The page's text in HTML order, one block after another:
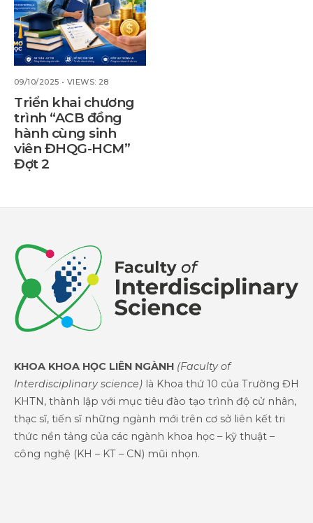
09/10/2025 • VIEWS: 28
Triển khai chương
trình “ACB đồng
hành cùng sinh
viên ĐHQG-HCM”
Đợt 2
KHOA KHOA HỌC LIÊN NGÀNH (Faculty of
Interdisciplinary science) là Khoa thứ 10 của Trường ĐH
KHTN, thành lập với mục tiêu đào tạo trình độ cử nhân,
thạc sĩ, tiến sĩ những ngành mới trên cơ sở liên kết tri
thức nền tảng của các ngành khoa học – kỹ thuật –
công nghệ (KH – KT – CN) mũi nhọn.